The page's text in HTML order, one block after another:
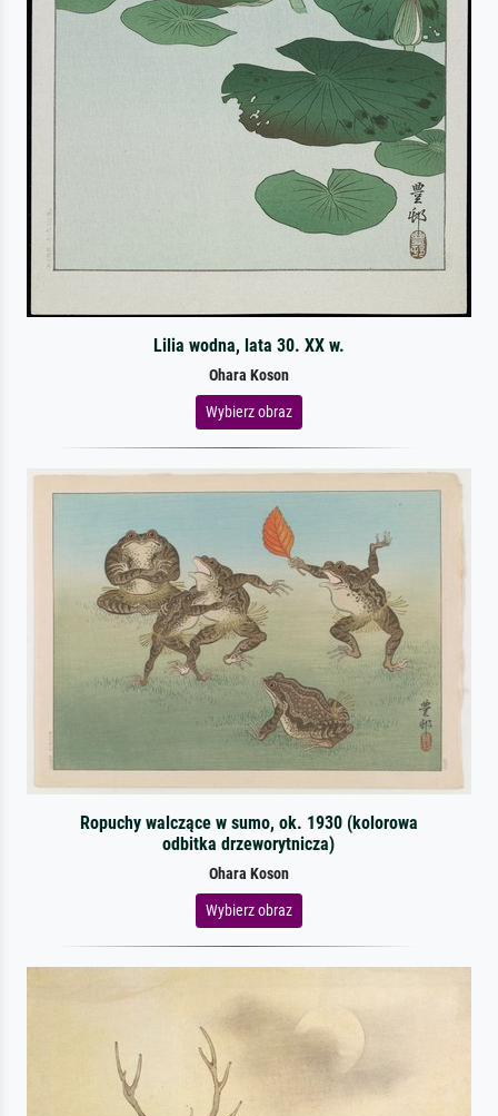
Lilia wodna, lata 30. XX w.
Ohara Koson
Wybierz obraz
Ropuchy walczące w sumo, ok. 1930 (kolorowa
odbitka drzeworytnicza)
Ohara Koson
Wybierz obraz